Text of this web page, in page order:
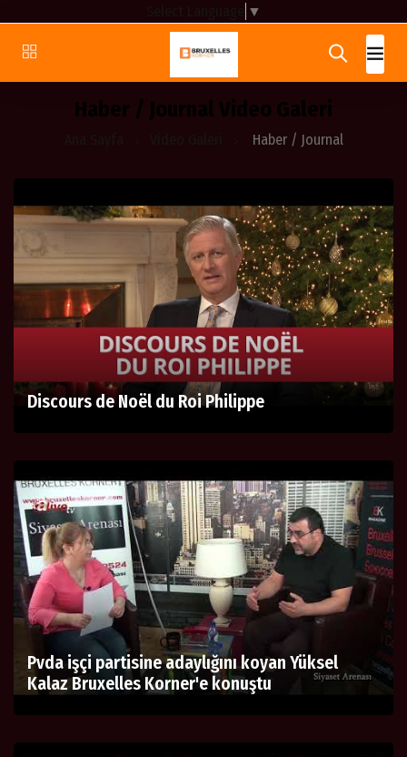
▼
Haber / Journal Video Galeri
Haber / Journal
Discours de Noël du Roi Philippe
Pvda işçi partisine adaylığını koyan Yüksel
Kalaz Bruxelles Korner'e konuştu